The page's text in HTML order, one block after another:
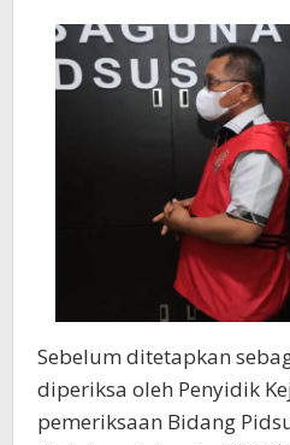
Sebelum ditetapkan
diperiksa oleh Penyidik
pemeriksaan Bidang